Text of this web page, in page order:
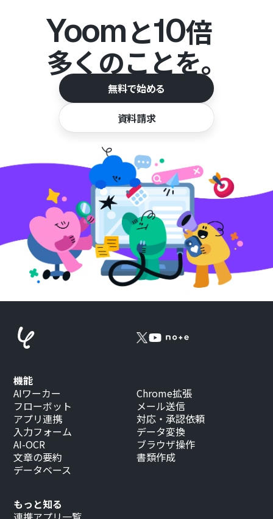
Yoomと10倍
多くのことを。
無料で始める
資料請求
もっと知る
機能
AIワーカー
フローボット
アプリ連携
入力フォーム
AI-OCR
文章の要約
データベース
Chrome拡張
メール送信
対応・承認依頼
データ変換
ブラウザ操作
書類作成